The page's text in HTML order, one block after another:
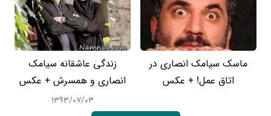
ماسک سیامک انصاری در
اتاق عمل! + عکس
زندگی عاشقانه سیامک
انصاری و همسرش + عکس
۱۳۹۳/۰۷/۰۳